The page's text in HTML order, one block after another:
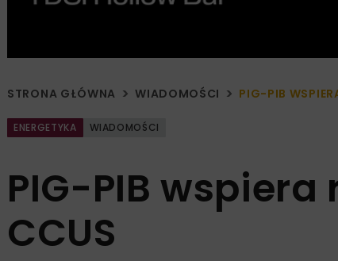
STRONA GŁÓWNA WIADOMOŚCI PIG-PIB
ENERGETYKA WIADOMOŚCI
PIG-PIB
CCUS